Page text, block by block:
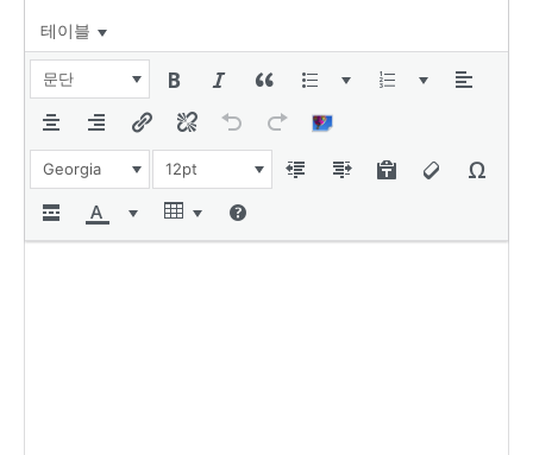
테이블
문단
Georgia 12pt